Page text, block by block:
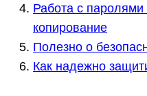
Работа с
копирование
Полезно о
Как надежно